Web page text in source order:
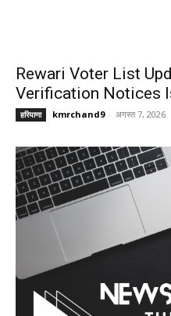
Rewari Voter List
Verification Notices
हरियाणा kmrchand9 - अगस्त 7, 2026